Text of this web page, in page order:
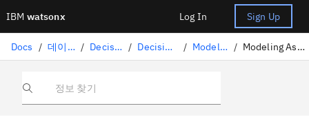
IBM watsonx Log In Sign Up
Docs / 데이터 과학 솔루션 / Decision Optimization / Decision Optimization 실험 / Modeling Assistant 모델 / Modeling Assistant에서 의사결정 도메인 선택
정보 찾기